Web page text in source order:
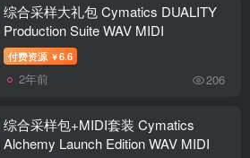
综合采样大礼包 Cymatics DUALITY
Production Suite WAV MIDI
付费资源 ￥6.6
2年前 206
综合采样包+MIDI套装 Cymatics
Alchemy Launch Edition WAV MIDI